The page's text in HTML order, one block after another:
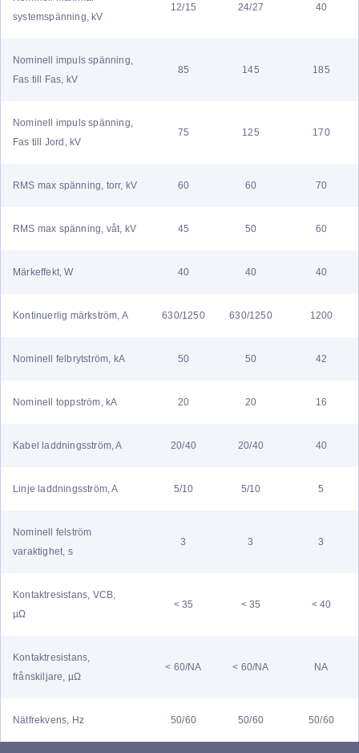
systemspänning, kV
12/15 24/27 40
Nominell impuls spänning,
Fas till Fas, kV
85 145 185
Nominell impuls spänning,
Fas till Jord, kV
75 125 170
RMS max spänning, torr, kV 60 60 70
RMS max spänning, våt, kV 45 50 60
Märkeffekt, W 40 40 40
Kontinuerlig märkström, A 630/1250 630/1250 1200
Nominell felbrytström, kA 50 50 42
Nominell toppström, kA 20 20 16
Kabel laddningsström, A 20/40 20/40 40
Linje laddningsström, A 5/10 5/10 5
Nominell felström
varaktighet, s
3 3 3
Kontaktresistans, VCB,
µΩ
< 35 < 35 < 40
Kontaktresistans,
frånskiljare, µΩ
< 60/NA < 60/NA NA
Nätfrekvens, Hz 50/60 50/60 50/60